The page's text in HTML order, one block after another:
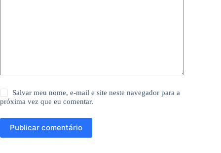
Salvar meu nome, e-mail e site neste navegador para a
próxima vez que eu comentar.
Publicar comentário